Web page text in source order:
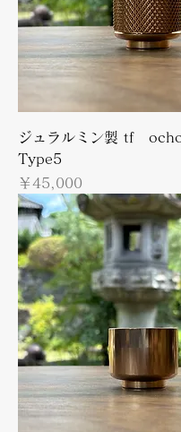
ジュラルミン製 tf
Type5
価格
￥45,000